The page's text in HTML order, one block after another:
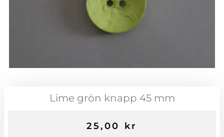
Lime grön knapp 45 mm
25,00 kr